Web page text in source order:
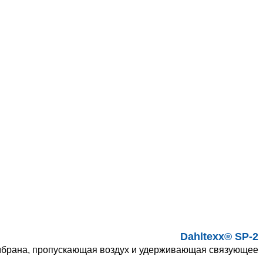
Dahltexx® SP-2
пропускающая воздух и удерживающая связующее